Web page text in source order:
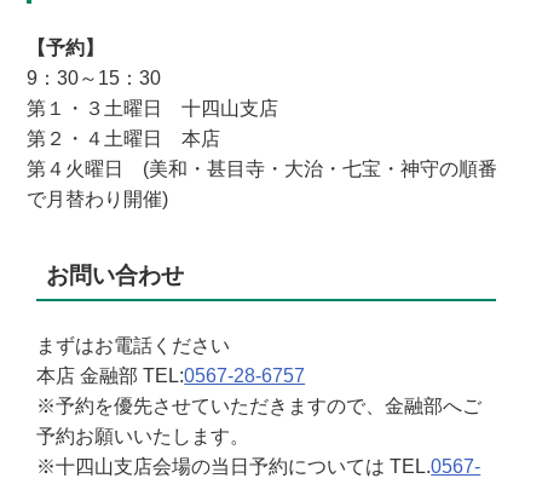
【予約】
9：30～15：30
第１・３土曜日 十四山支店
第２・４土曜日 本店
第４火曜日 (美和・甚目寺・大治・七宝・神守の順番
で月替わり開催)
お問い合わせ
まずはお電話ください
本店 金融部 TEL:0567-28-6757
※予約を優先させていただきますので、金融部へご
予約お願いいたします。
※十四山支店会場の当日予約については TEL.0567-